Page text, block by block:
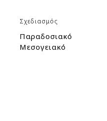
Σχεδιασμός
Παραδοσιακό
Μεσογειακό